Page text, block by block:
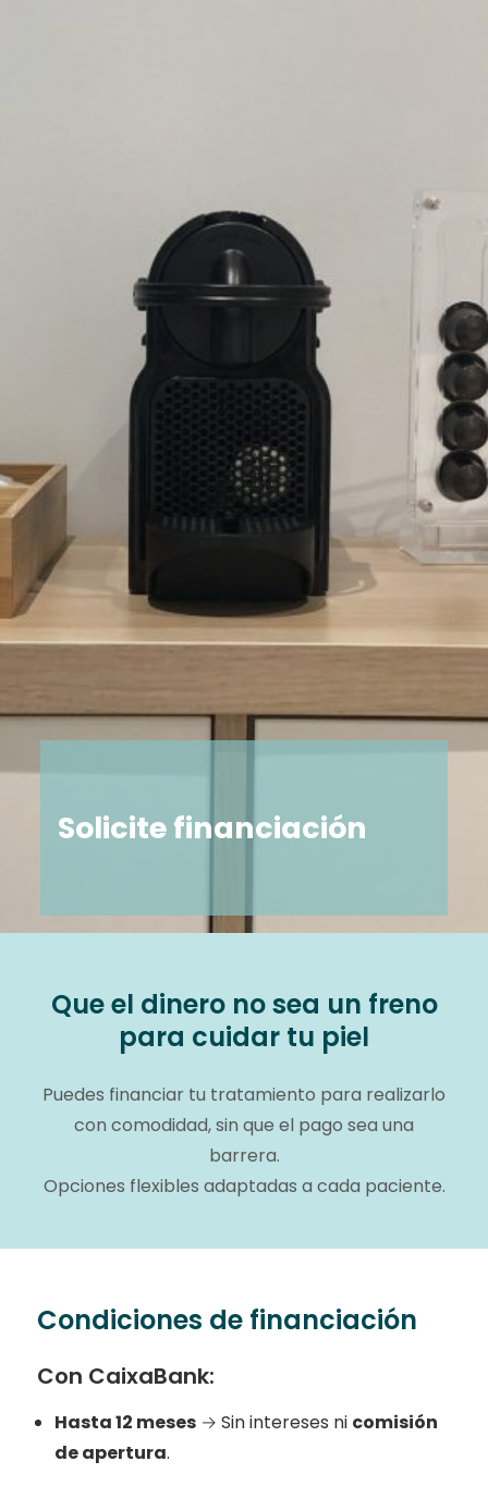
Solicite financiación
Que el dinero no sea un freno
para cuidar tu piel
Puedes financiar tu tratamiento para realizarlo
con comodidad, sin que el pago sea una
barrera.
Opciones flexibles adaptadas a cada paciente.
Condiciones de financiación
Con CaixaBank:
Hasta 12 meses→ Sin intereses ni comisión
de apertura.